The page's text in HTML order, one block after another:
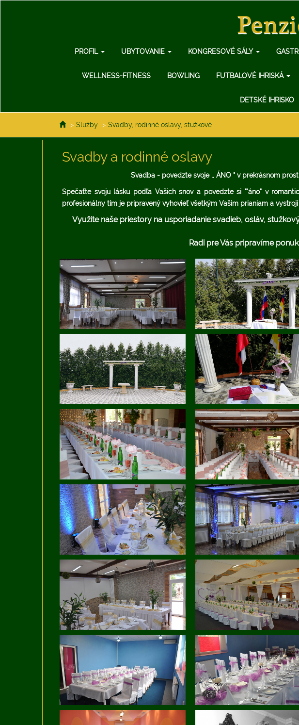
PROFIL UBYTOVANIE KONGRESOVÉ SÁLY
WELLNESS-FITNESS BOWLING FUTBALOVÉ IHRISKÁ
DETSKÉ IHRISKO
> Služby > Svadby, rodinné oslavy, stužkové
Svadby a rodinné oslavy
Svadba - povedzte svoje ,, ÁNO " v prekrásnom
Spečaťte svoju lásku podľa Vašich snov a povedzte si "'áno" v
profesionálny tím je pripravený vyhovieť všetkým Vašim prianiam a
Využite naše priestory na usporiadanie svadieb, osláv,
Radi pre Vás pripravíme